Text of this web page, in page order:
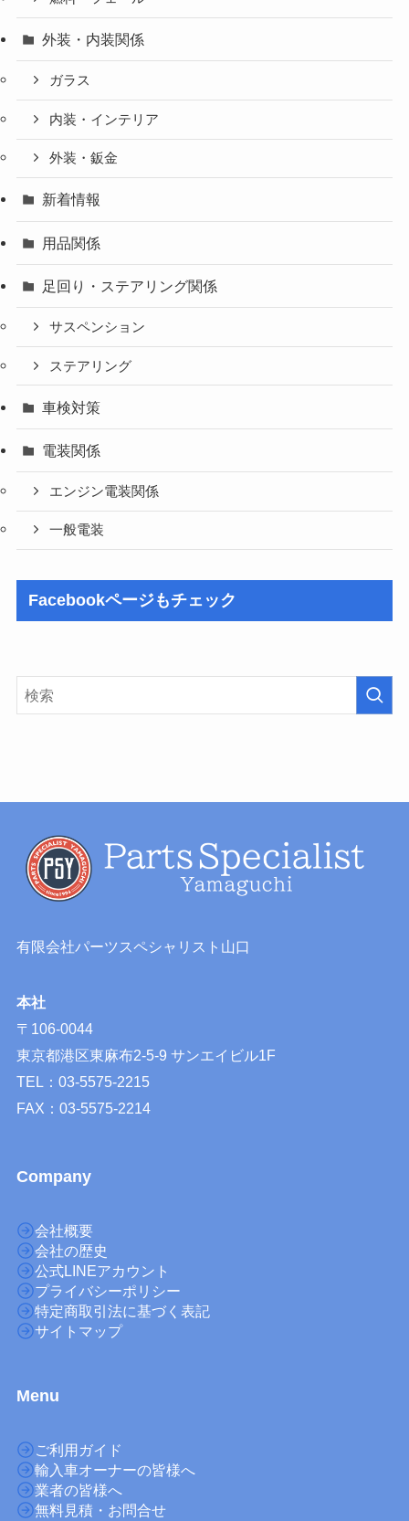
外装・内装関係
ガラス
内装・インテリア
外装・鈑金
新着情報
用品関係
足回り・ステアリング関係
サスペンション
ステアリング
車検対策
電装関係
エンジン電装関係
一般電装
Facebookページもチェック
有限会社パーツスペシャリスト山口
本社
〒106-0044
東京都港区東麻布2-5-9 サンエイビル1F
TEL：03-5575-2215
FAX：03-5575-2214
Company
会社概要
会社の歴史
公式LINEアカウント
プライバシーポリシー
特定商取引法に基づく表記
サイトマップ
Menu
ご利用ガイド
輸入車オーナーの皆様へ
業者の皆様へ
無料見積・お問合せ